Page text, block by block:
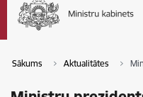
Sākums Aktualitātes